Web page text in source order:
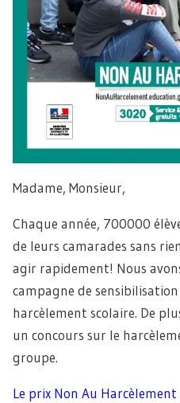
Madame, Monsieur,
Chaque année, 700000
de leurs camarades sans
agir rapidement! Nous
campagne de
harcèlement scolaire. De
un concours sur le
groupe.
Le prix Non Au Harcèlement